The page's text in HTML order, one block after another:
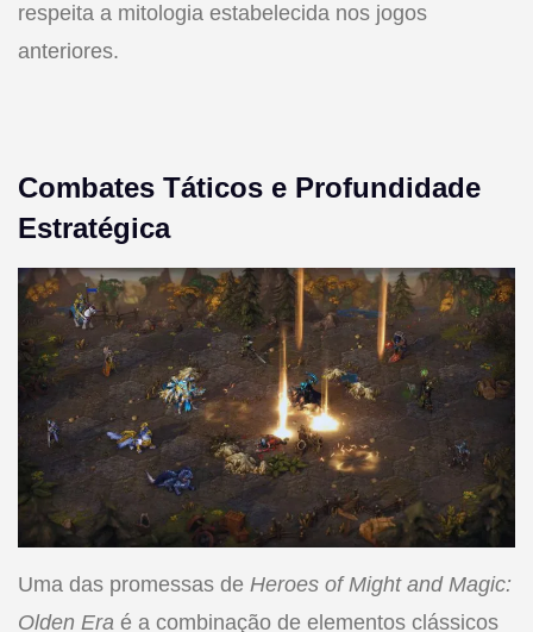
respeita a mitologia estabelecida nos jogos
anteriores.
Combates Táticos e Profundidade
Estratégica
Uma das promessas de Heroes of Might and Magic:
Olden Era é a combinação de elementos clássicos